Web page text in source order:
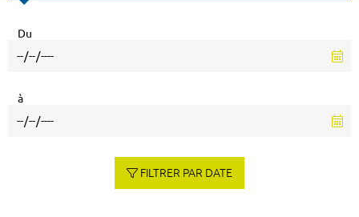
Du
à
FILTRER PAR DATE